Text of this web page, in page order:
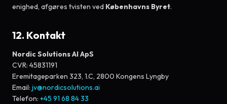
enighed, afgøres tvisten ved Københavns Byret.
12. Kontakt
Nordic Solutions AI ApS
CVR: 45831191
Eremitageparken 323, 1.C, 2800 Kongens Lyngby
Email: jv@nordicsolutions.ai
Telefon: +45 91 68 84 33